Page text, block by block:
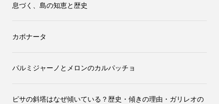
息づく、島の知恵と歴史
カポナータ
パルミジャーノとメロンのカルパッチョ
ピサの斜塔はなぜ傾いている？歴史・傾きの理由・ガリレオの